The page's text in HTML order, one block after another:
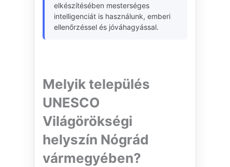
elkészítésében mesterséges
intelligenciát is használunk, emberi
ellenőrzéssel és jóváhagyással.
Melyik település
UNESCO
Világörökségi
helyszín Nógrád
vármegyében?